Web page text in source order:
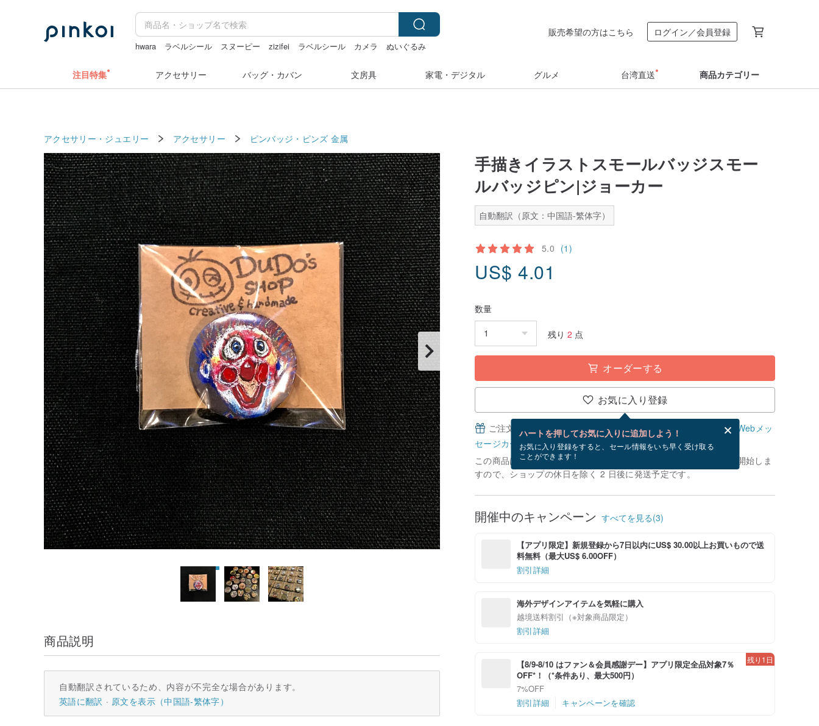
hwara ラベルシール スヌーピー zizifei ラベルシール カメラ
ぬいぐるみ
販売希望の方はこちら ログイン／会員登録
注目特集 アクセサリー バッグ・カバン 文房具 家電・デジタル グルメ 台湾直送 商品カテゴリー
アクセサリー・ジュエリー アクセサリー ピンバッジ・ピンズ 金属
手描きイラストスモールバッジスモー
ルバッジピン|ジョーカー
自動翻訳（原文：中国語-繁体字）
5.0 (1)
US$ 4.01
数量
残り 2 点
オーダーする
お気に入り登録
ハートを押してお気に入りに追加しよう！
お気に入り登録をすると、セール情報をいち早く受け取る
ことができます！
ご注文完了後、無料でWebメッセージカードを作成できます。
Webメッ
セージカードとは？
この商品は「受注制作」です。お支払いが確認できてから、制作を開始しま
すので、ショップの休日を除く 2 日後に発送予定です。
開催中のキャンペーン すべてを見る(3)
【アプリ限定】新規登録から7日以内にUS$ 30.00以上お買いもので送
料無料（最大US$ 6.00OFF）
割引詳細
海外デザインアイテムを気軽に購入
越境送料割引（※対象商品限定）
割引詳細
【8/9-8/10 はファン＆会員感謝デー】アプリ限定全品対象7％
OFF*！（*条件あり、最大500円）
7%OFF
割引詳細
キャンペーンを確認
残り1日
商品説明
自動翻訳されているため、内容が不完全な場合があります。
英語に翻訳
原文を表示（中国語-繁体字）